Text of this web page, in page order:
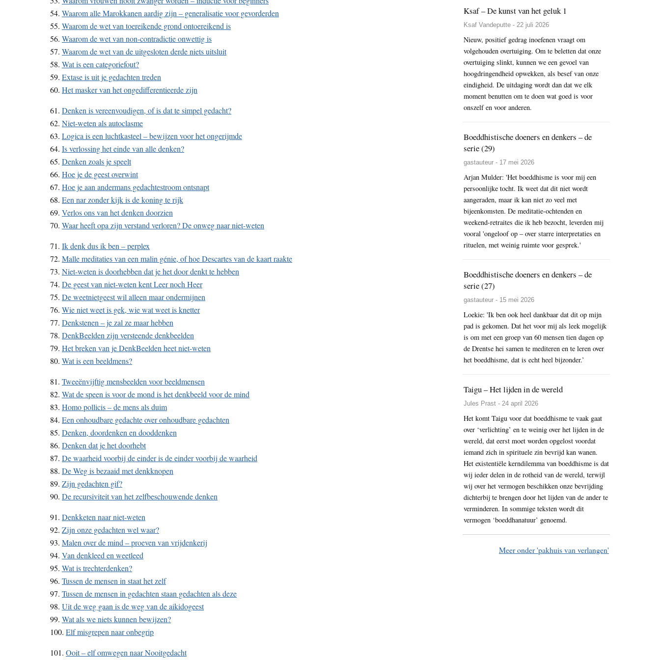
54. Waarom alle Marokkanen aardig zijn – generalisatie voor gevorderden
55. Waarom de wet van toereikende grond ontoereikend is
56. Waarom de wet van non-contradictie onwettig is
57. Waarom de wet van de uitgesloten derde niets uitsluit
58. Wat is een categoriefout?
59. Extase is uit je gedachten treden
60. Het masker van het ongedifferentieerde zijn
61. Denken is vereenvoudigen, of is dat te simpel gedacht?
62. Niet-weten als autoclasme
63. Logica is een luchtkasteel – bewijzen voor het ongerijmde
64. Is verlossing het einde van alle denken?
65. Denken zoals je speelt
66. Hoe je de geest overwint
67. Hoe je aan andermans gedachtestroom ontsnapt
68. Een nar zonder kijk is de koning te rijk
69. Verlos ons van het denken doorzien
70. Waar heeft opa zijn verstand verloren? De onweg naar niet-weten
71. Ik denk dus ik ben – perplex
72. Malle meditaties van een malin génie, of hoe Descartes van de kaart raakte
73. Niet-weten is doorhebben dat je het door denkt te hebben
74. De geest van niet-weten kent Leer noch Heer
75. De weetnietgeest wil alleen maar ondermijnen
76. Wie niet weet is gek, wie wat weet is knetter
77. Denkstenen – je zal ze maar hebben
78. DenkBeelden zijn versteende denkbeelden
79. Het breken van je DenkBeelden heet niet-weten
80. Wat is een beeldmens?
81. Tweeënvijftig mensbeelden voor beeldmensen
82. Wat de speen is voor de mond is het denkbeeld voor de mind
83. Homo pollicis – de mens als duim
84. Een onhoudbare gedachte over onhoudbare gedachten
85. Denken, doordenken en dooddenken
86. Denken dat je het doorhebt
87. De waarheid voorbij de einder is de einder voorbij de waarheid
88. De Weg is bezaaid met denkknopen
89. Zijn gedachten gif?
90. De recursiviteit van het zelfbeschouwende denken
91. Denkketen naar niet-weten
92. Zijn onze gedachten wel waar?
93. Malen over de mind – proeven van vrijdenkerij
94. Van denkleed en weetleed
95. Wat is trechterdenken?
96. Tussen de mensen in staat het zelf
97. Tussen de mensen in gedachten staan gedachten als deze
98. Uit de weg gaan is de weg van de aikidogeest
99. Wat als we niets kunnen bewijzen?
100. Elf misgrepen naar onbegrip
101. Ooit – elf omwegen naar Nooitgedacht
Ksaf – De kunst van het geluk 1
Ksaf Vandeputte - 22 juli 2026
Nieuw, positief gedrag inoefenen vraagt om
volgehouden overtuiging. Om te beletten dat onze
overtuiging slinkt, kunnen we een gevoel van
hoogdringendheid opwekken, als besef van onze
eindigheid. De uitdaging wordt dan dat we elk
moment benutten om te doen wat goed is voor
onszelf en voor anderen.
Boeddhistische doeners en denkers – de
serie (29)
gastauteur - 17 mei 2026
Arjan Mulder: 'Het boeddhisme is voor mij een
persoonlijke tocht. Ik weet dat dit niet wordt
aangeraden, maar ik kan niet zo veel met
bijeenkomsten. De meditatie-ochtenden en
weekend-retraites die ik heb bezocht, leverden mij
vooral 'ongeloof op – over starre interpretaties en
rituelen, met weinig ruimte voor gesprek.'
Boeddhistische doeners en denkers – de
serie (27)
gastauteur - 15 mei 2026
Loekie: 'Ik ben ook heel dankbaar dat dit op mijn
pad is gekomen. Dat het voor mij als leek mogelijk
is om met een groep van 60 mensen tien dagen op
de Drentse hei samen te mediteren en te leren over
het boeddhisme, dat is echt heel bijzonder.’
Taigu – Het lijden in de wereld
Jules Prast - 24 april 2026
Het komt Taigu voor dat boeddhisme te vaak gaat
over ‘verlichting’ en te weinig over het lijden in de
wereld, dat eerst moet worden opgelost voordat
iemand zich in spirituele zin bevrijd kan wanen.
Het existentiële kerndilemma van boeddhisme is dat
wij ieder delen in de rotheid van de wereld, terwijl
wij over het vermogen beschikken onze bevrijding
dichterbij te brengen door het lijden van de ander te
verminderen. In sommige teksten wordt dit
vermogen ‘boeddhanatuur’ genoemd.
Meer onder 'pakhuis van verlangen'